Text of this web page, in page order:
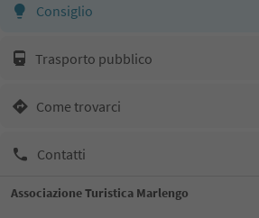
Consiglio
Trasporto pubblico
Come trovarci
Contatti
Associazione Turistica Marlengo